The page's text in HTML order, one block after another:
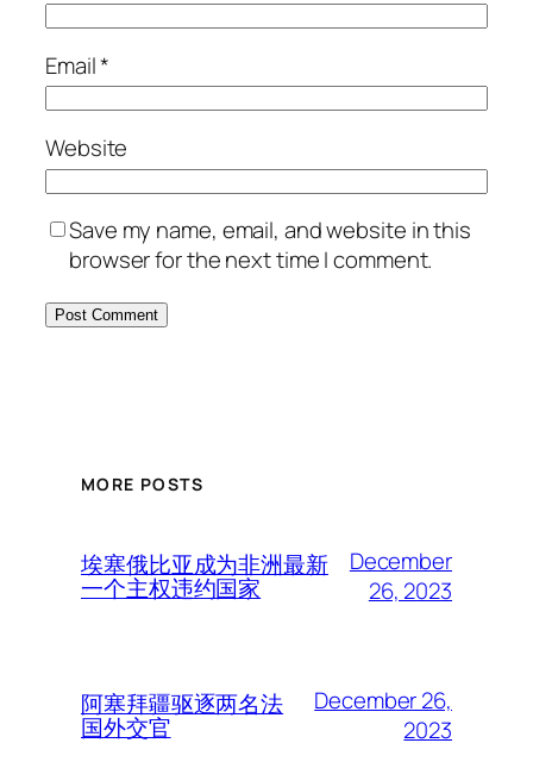
Email*
Website
Save my name, email, and website in this
browser for the next time I comment.
MORE POSTS
埃塞俄比亚成为非洲最新
一个主权违约国家
December
26, 2023
阿塞拜疆驱逐两名法
国外交官
December 26,
2023